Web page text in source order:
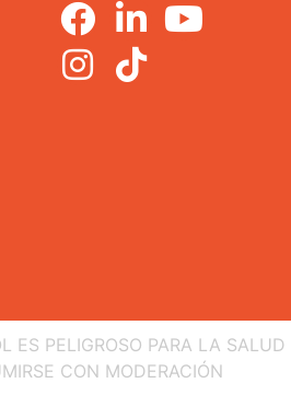
ES PELIGROSO PARA LA SALUD
CON MODERACIÓN